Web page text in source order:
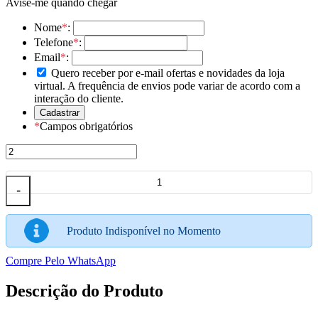
Nome*:
Telefone*:
Email*:
Quero receber por e-mail ofertas e novidades da loja
virtual. A frequência de envios pode variar de acordo com a
interação do cliente.
*Campos obrigatórios
-
Produto Indisponível no Momento
Compre Pelo WhatsApp
Descrição do Produto